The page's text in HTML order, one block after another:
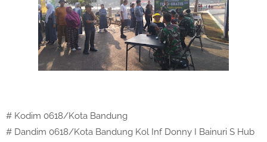
# Kodim 0618/Kota Bandung
# Dandim 0618/Kota Bandung Kol Inf Donny I Bainuri S Hub